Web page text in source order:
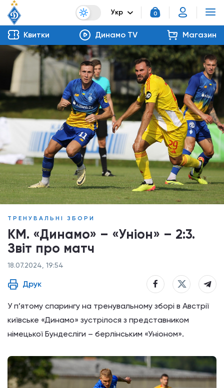
Укр 0
Квитки Динамо TV Магазин
ТРЕНУВАЛЬНІ ЗБОРИ
КМ. «Динамо» – «Уніон» – 2:3.
Звіт про матч
18.07.2024, 19:54
Друк
У п’ятому спарингу на тренувальному зборі в Австрії
київське «Динамо» зустрілося з представником
німецької Бундесліги – берлінським «Уніоном».